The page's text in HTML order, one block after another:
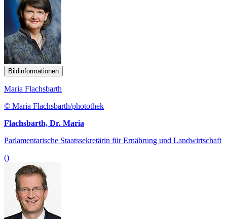
Bildinformationen
Maria Flachsbarth
© Maria Flachsbarth/photothek
Flachsbarth, Dr. Maria
Parlamentarische Staatssekretärin für Ernährung und Landwirtschaft
()